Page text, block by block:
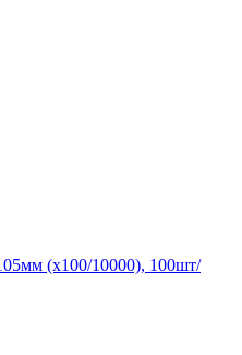
(х100/10000), 100шт/